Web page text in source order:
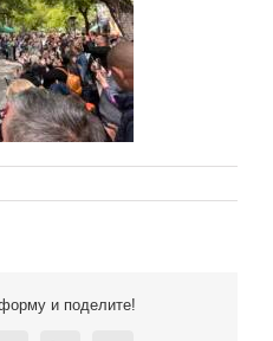
и поделите!